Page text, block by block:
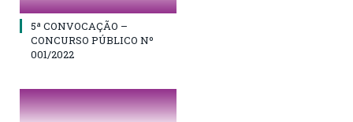
5ª CONVOCAÇÃO –
CONCURSO PÚBLICO Nº
001/2022